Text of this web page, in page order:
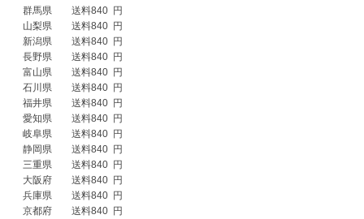
群馬県　　送料840  円
山梨県　　送料840  円
新潟県　　送料840  円
長野県　　送料840  円
富山県　　送料840  円
石川県　　送料840  円
福井県　　送料840  円
愛知県　　送料840  円
岐阜県　　送料840  円
静岡県　　送料840  円
三重県　　送料840  円
大阪府　　送料840  円
兵庫県　　送料840  円
京都府　　送料840  円